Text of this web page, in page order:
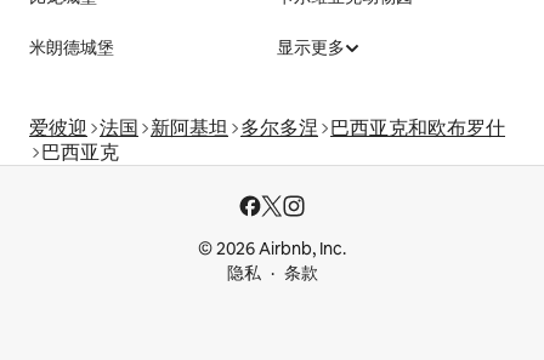
米朗德城堡 显示更多
爱彼迎 法国 新阿基坦 多尔多涅 巴西亚克和欧布罗什
巴西亚克
© 2026 Airbnb, Inc.
隐私
条款